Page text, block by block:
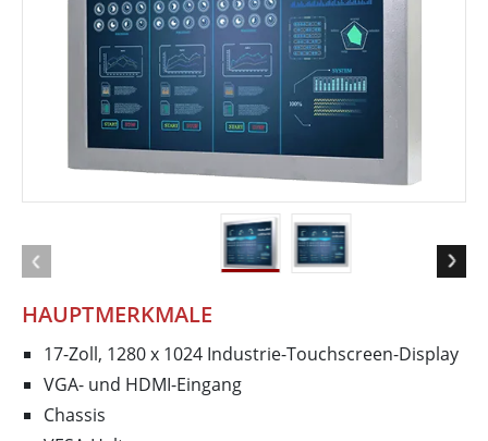
HAUPTMERKMALE
17-Zoll, 1280 x 1024 Industrie-Touchscreen-Display
VGA- und HDMI-Eingang
Chassis